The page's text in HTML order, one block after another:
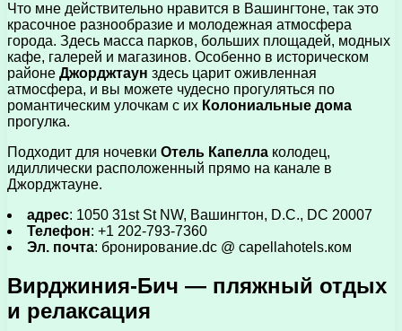
Что мне действительно нравится в Вашингтоне, так это
красочное разнообразие и молодежная атмосфера
города. Здесь масса парков, больших площадей, модных
кафе, галерей и магазинов. Особенно в историческом
районе Джорджтаун здесь царит оживленная
атмосфера, и вы можете чудесно прогуляться по
романтическим улочкам с их Колониальные дома
прогулка.
Подходит для ночевки Отель Капелла колодец,
идиллически расположенный прямо на канале в
Джорджтауне.
адрес: 1050 31st St NW, Вашингтон, D.С., DC 20007
Телефон: +1 202-793-7360
Эл. почта: бронирование.dc @ capellahotels.ком
Вирджиния-Бич — пляжный отдых
и релаксация